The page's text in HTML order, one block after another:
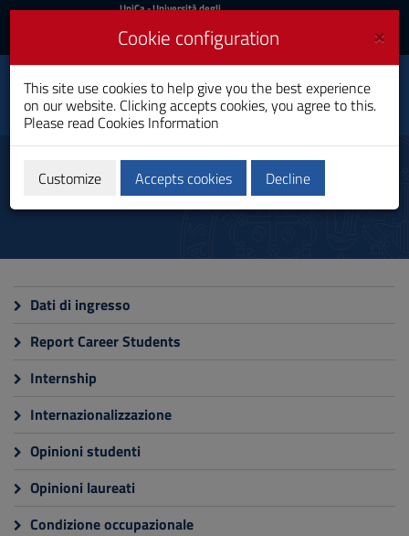
Skip
Content
to
Go
Footer
UniCa
Login
UniCa- Università degli
Login UniCA News
Toggle
navigation
Geology
Bachelor's Degree
Monitoring
Dati di ingresso
Report Career Students
Internship
Internazionalizzazione
Opinioni studenti
Opinioni laureati
Condizione occupazionale
×
Cookie configuration
This site use cookies to help give you the best experience
on our website. Clicking accepts cookies, you agree to this.
Please read Cookies Information
Customize Accepts cookies Decline